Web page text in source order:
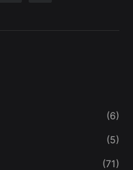
(6)
(5)
(71)